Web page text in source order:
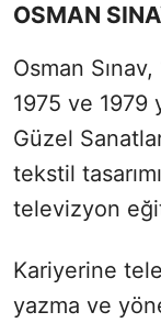
OSMAN
Osman
1975 ve 1979
Güzel
tekstil
televizyon
Kariyerine
yazma ve